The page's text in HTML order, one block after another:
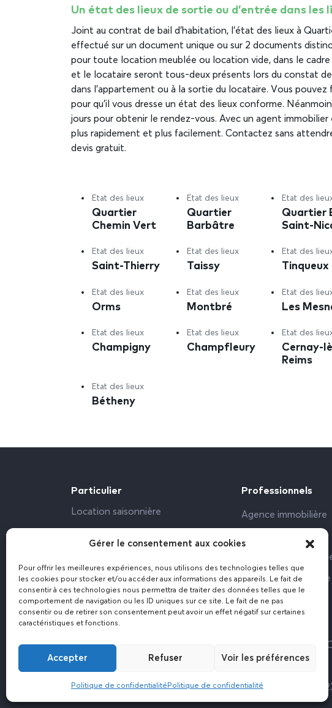
Gérer le consentement aux cookies
Pour offrir les meilleures expériences, nous utilisons des technologies telles que
les cookies pour stocker et/ou accéder aux informations des appareils. Le fait de
consentir à ces technologies nous permettra de traiter des données telles que le
comportement de navigation ou les ID uniques sur ce site. Le fait de ne pas
consentir ou de retirer son consentement peut avoir un effet négatif sur certaines
caractéristiques et fonctions.
Accepter Refuser Voir les préférences
Politique de confidentialité Politique de confidentialité
Un état des lieux de sortie ou d’entrée dans les
Joint au contrat de bail d’habitation, l’état des lieux à
effectué sur un document unique ou sur 2 documents
pour toute location meublée ou location vide, dans le cadre
et le locataire seront tous-deux présents lors du constat
dans l’appartement ou à la sortie du locataire. Vous pouvez
pour qu’il vous dresse un état des lieux conforme.
jours pour obtenir le rendez-vous. Avec un agent
plus rapidement et plus facilement. Contactez sans
devis gratuit.
Etat des lieux
Quartier
Chemin Vert
Etat des lieux
Quartier
Barbâtre
Etat des
Quartier
Saint-
Etat des lieux
Saint-Thierry
Etat des lieux
Taissy
Etat des
Tinqueux
Etat des lieux
Orms
Etat des lieux
Montbré
Etat des
Les
Etat des lieux
Champigny
Etat des lieux
Champfleury
Etat des
Cernay-
Reims
Etat des lieux
Bétheny
Particulier
Location saisonnière
Professionnels
Agence immobilière
Bureau, Local
Résidence étudiante